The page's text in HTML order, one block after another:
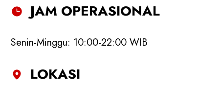
JAM OPERASIONAL
Senin-Minggu: 10:00-22:00 WIB
LOKASI